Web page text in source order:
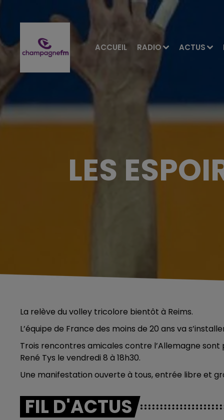
ACCUEIL RADIO ACTUS
LES
La relève du volley tricolore bientôt à Reims.
L’équipe de France des moins de 20 ans va
Trois rencontres amicales contre l’Allemagne
René Tys le vendredi 8 à 18h30.
Une manifestation ouverte à tous, entrée libre et
FIL D'ACTUS